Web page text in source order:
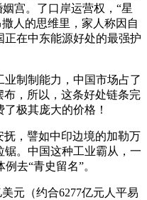
宫。了口岸运营权，“星
人的思维里，家人称因自
在中东能源好处的最强护
制制能力，中国市场占了
，所以，这条好处链条完
极其庞大的价格！
，譬如中印边境的加勒万
。中国这种工业霸从，一
去“青史留名”。
元（约合6277亿元人平易